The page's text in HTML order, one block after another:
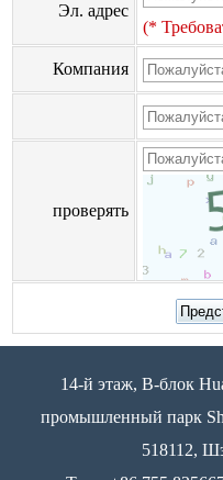
Эл. адрес
(*
Компания
проверять
14-й этаж, B-блок
промышленный парк
518112,